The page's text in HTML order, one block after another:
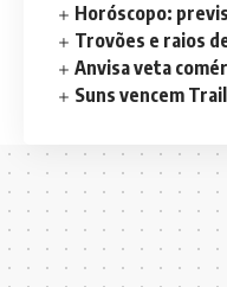
Horóscopo:
Trovões e raios
Anvisa veta
Suns vencem